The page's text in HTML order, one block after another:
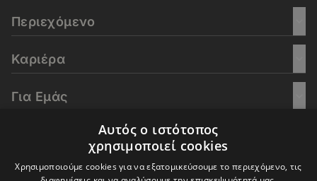
Περιεχόμενο
Καριέρα
Για Εμάς
E-Learning
Αυτός ο ιστότοπος
χρησιμοποιεί cookies
Χρησιμοποιούμε cookies για να εξατομικεύσουμε το περιεχόμενο, τις